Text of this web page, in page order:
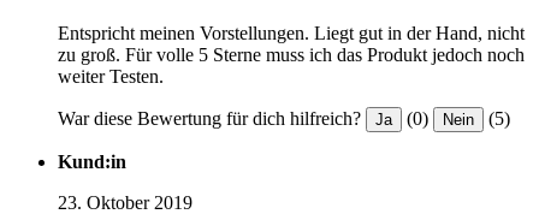
Entspricht meinen Vorstellungen. Liegt gut in der Hand, nicht
zu groß. Für volle 5 Sterne muss ich das Produkt jedoch noch
weiter Testen.
War diese Bewertung für dich hilfreich? Ja (0) Nein (5)
Kund:in
23. Oktober 2019